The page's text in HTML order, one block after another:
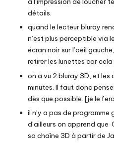
détails.
quand le lecteur bluray
n’est plus perceptible via
écran noir sur l’oeil
retirer les lunettes car
on a vu 2 bluray 3D, et les
minutes. Il faut donc
dès que possible. [je le
il n’y a pas de
d’ailleurs on apprend que
sa chaîne 3D à partir de